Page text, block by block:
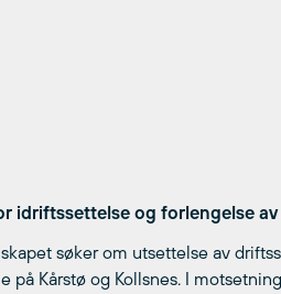
idriftssettelse og forlengelse
søker om utsettelse av
på Kårstø og Kollsnes. I